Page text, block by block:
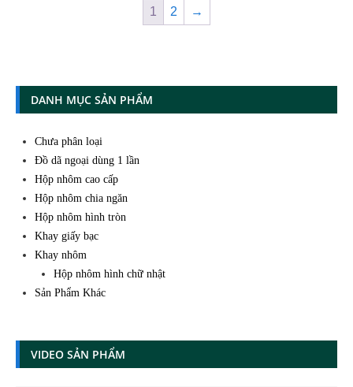
1 2 →
DANH MỤC SẢN PHẨM
Chưa phân loại
Đồ dã ngoại dùng 1 lần
Hộp nhôm cao cấp
Hộp nhôm chia ngăn
Hộp nhôm hình tròn
Khay giấy bạc
Khay nhôm
Hộp nhôm hình chữ nhật
Sản Phẩm Khác
VIDEO SẢN PHẨM